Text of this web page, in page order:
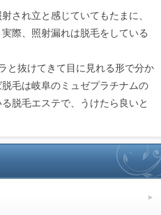
され立と感じていてもたまに、
際、照射漏れは脱毛をしている
と抜けてきて目に見れる形で分か
毛は岐阜のミュゼプラチナムの
脱毛エステで、うけたら良いと